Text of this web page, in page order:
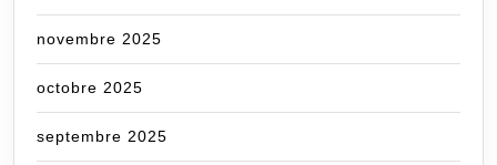
novembre 2025
octobre 2025
septembre 2025